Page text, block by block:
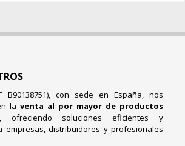
B90138751), con sede en España, nos
la venta al por mayor de productos
, ofreciendo soluciones eficientes y
empresas, distribuidores y profesionales